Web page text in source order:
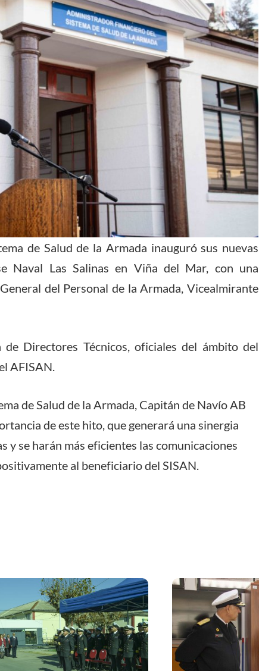
de Salud de la Armada inauguró sus nuevas
Naval Las Salinas en Viña del Mar, con una
del Personal de la Armada, Vicealmirante
Directores Técnicos, oficiales del ámbito del
AFISAN.
de Salud de la Armada, Capitán de Navío AB
de este hito, que generará una sinergia
y se harán más eficientes las comunicaciones
al beneficiario del SISAN.